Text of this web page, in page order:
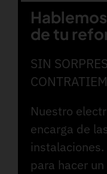
Hablemos
de tu
SIN
Nuestro
encarga de
para hacer